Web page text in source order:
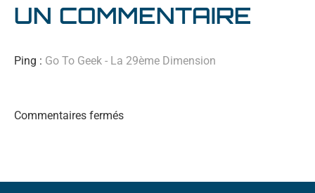
UN COMMENTAIRE
Ping : Go To Geek - La 29ème Dimension
Commentaires fermés